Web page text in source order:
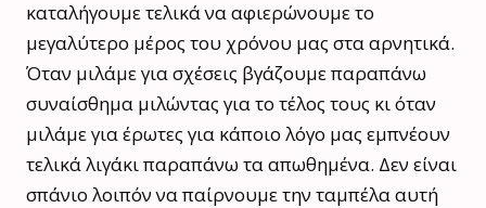
καταλήγουμε τελικά να αφιερώνουμε το
μεγαλύτερο μέρος του χρόνου μας στα αρνητικά.
Όταν μιλάμε για σχέσεις βγάζουμε παραπάνω
συναίσθημα μιλώντας για το τέλος τους κι όταν
μιλάμε για έρωτες για κάποιο λόγο μας εμπνέουν
τελικά λιγάκι παραπάνω τα απωθημένα. Δεν είναι
σπάνιο λοιπόν να παίρνουμε την ταμπέλα αυτή